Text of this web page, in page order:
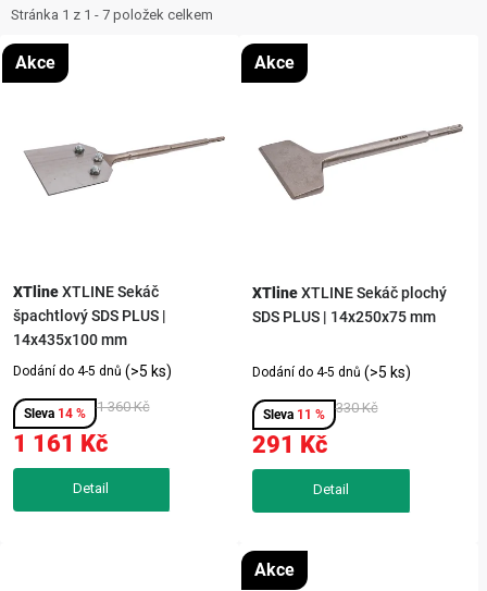
NOVINKY
12 důvodů proč Gigamat Možnosti dopravy
i
s
p
o
ů
Stránka 1 z 1 - 7 položek celkem
e
n
í
t
ů
XTline XTLINE Sekáč
špachtlový SDS PLUS |
14x435x100 mm
Akce
Dodání do 4-5 dnů (>5 ks)
14 %
1 161 Kč
1 360 Kč
XTline XTLINE Sekáč plochý
SDS PLUS | 14x250x75 mm
Akce
Dodání do 4-5 dnů (>5 ks)
11 %
291 Kč
330 Kč
Akce